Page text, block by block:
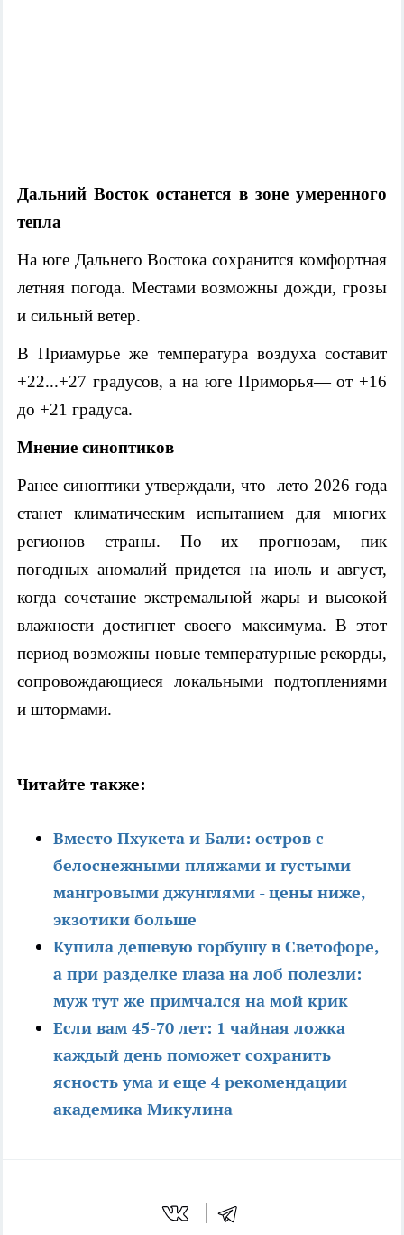
Дальний Восток останется в зоне умеренного
тепла
На юге Дальнего Востока сохранится комфортная
летняя погода. Местами возможны дожди, грозы
и сильный ветер.
В Приамурье же температура воздуха составит
+22...+27 градусов, а на юге Приморья— от +16
до +21 градуса.
Мнение синоптиков
Ранее синоптики утверждали, что лето 2026 года
станет климатическим испытанием для многих
регионов страны. По их прогнозам, пик
погодных аномалий придется на июль и август,
когда сочетание экстремальной жары и высокой
влажности достигнет своего максимума. В этот
период возможны новые температурные рекорды,
сопровождающиеся локальными подтоплениями
и штормами.
Читайте также:
Вместо Пхукета и Бали: остров с
белоснежными пляжами и густыми
мангровыми джунглями - цены ниже,
экзотики больше
Купила дешевую горбушу в Светофоре,
а при разделке глаза на лоб полезли:
муж тут же примчался на мой крик
Если вам 45-70 лет: 1 чайная ложка
каждый день поможет сохранить
ясность ума и еще 4 рекомендации
академика Микулина